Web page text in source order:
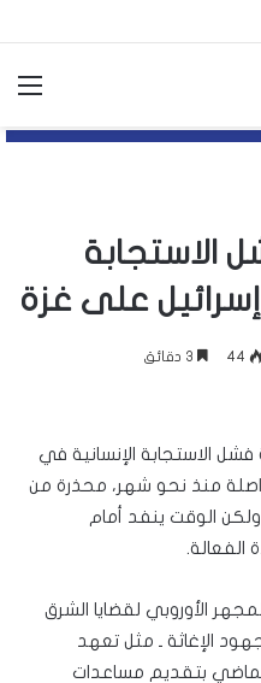
لأزمة سبتة يهدد بتكرارها
الاستجابة
على غزة
44
فشل الاستجابة الإنسانية في
منذ نحو شهر، محذرة من
ولكن الوقت ينفد أمام
الفعالة.
الأوروبي لقضايا الشرق
الإغاثة ـ مثل تعهد
بتقديم مساعدات